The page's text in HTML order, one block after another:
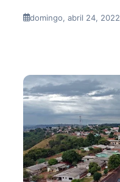
domingo, abril 24, 2022